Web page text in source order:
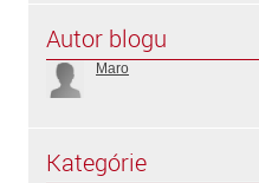
Autor blogu
Maro
Kategórie